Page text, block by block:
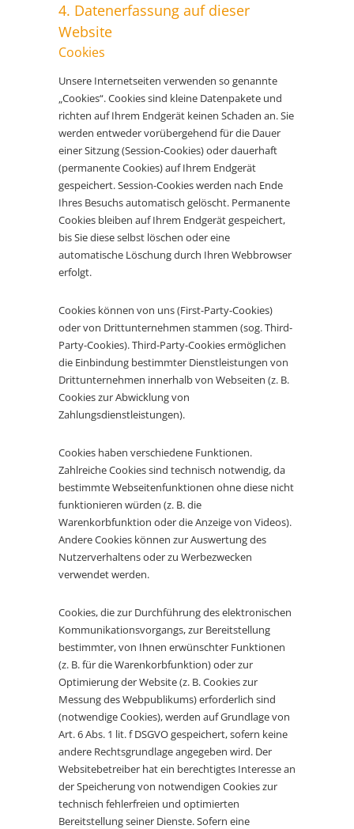
4. Datenerfassung auf dieser
Website
Cookies
Unsere Internetseiten verwenden so genannte
„Cookies“. Cookies sind kleine Datenpakete und
richten auf Ihrem Endgerät keinen Schaden an. Sie
werden entweder vorübergehend für die Dauer
einer Sitzung (Session-Cookies) oder dauerhaft
(permanente Cookies) auf Ihrem Endgerät
gespeichert. Session-Cookies werden nach Ende
Ihres Besuchs automatisch gelöscht. Permanente
Cookies bleiben auf Ihrem Endgerät gespeichert,
bis Sie diese selbst löschen oder eine
automatische Löschung durch Ihren Webbrowser
erfolgt.
Cookies können von uns (First-Party-Cookies)
oder von Drittunternehmen stammen (sog. Third-
Party-Cookies). Third-Party-Cookies ermöglichen
die Einbindung bestimmter Dienstleistungen von
Drittunternehmen innerhalb von Webseiten (z. B.
Cookies zur Abwicklung von
Zahlungsdienstleistungen).
Cookies haben verschiedene Funktionen.
Zahlreiche Cookies sind technisch notwendig, da
bestimmte Webseitenfunktionen ohne diese nicht
funktionieren würden (z. B. die
Warenkorbfunktion oder die Anzeige von Videos).
Andere Cookies können zur Auswertung des
Nutzerverhaltens oder zu Werbezwecken
verwendet werden.
Cookies, die zur Durchführung des elektronischen
Kommunikationsvorgangs, zur Bereitstellung
bestimmter, von Ihnen erwünschter Funktionen
(z. B. für die Warenkorbfunktion) oder zur
Optimierung der Website (z. B. Cookies zur
Messung des Webpublikums) erforderlich sind
(notwendige Cookies), werden auf Grundlage von
Art. 6 Abs. 1 lit. f DSGVO gespeichert, sofern keine
andere Rechtsgrundlage angegeben wird. Der
Websitebetreiber hat ein berechtigtes Interesse an
der Speicherung von notwendigen Cookies zur
technisch fehlerfreien und optimierten
Bereitstellung seiner Dienste. Sofern eine